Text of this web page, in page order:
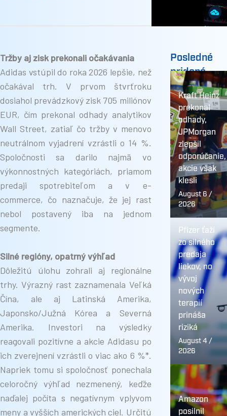
Tržby aj zisk prekonali očakávania
Adidas vstúpil do roka 2026 lepšie, než
očakával trh. V prvom štvrťroku
dosiahol prevádzkový zisk 705 miliónov
EUR, čím prekonal odhady analytikov
Wall Street, zatiaľ čo tržby v menovo
neutrálnom vyjadrení vzrástli o 14 %.
Spoločnosti sa darilo najmä vo
výkonnostných kategóriách, priamom
predaji spotrebiteľom a v e-
commerce, čo naznačuje, že jej rast
nebol postavený iba na jednom
segmente.
Silné regióny, opatrný výhľad
Dôležitú úlohu zohrali aj regionálne
trhy. Výrazný rast zaznamenala Veľká
Čína, ale aj Latinská Amerika,
Japonsko/Južná Kórea a Severná
Amerika. Investori na výsledky
reagovali pozitívne a akcie Adidasu po
ich zverejnení vzrástli o viac ako 6 %*.
Napriek tomu si spoločnosť ponechala
celoročný výhľad nezmenený, keďže
naďalej počíta s negatívnym vplyvom
meny a vyšších amerických ciel. Určitú
Posledné
pridané
Kraft Heinz
prekonal
odhady,
JPMorgan
zlepšil
odporúčanie,
akcie však
klesli
August 6 /
2026
Pfizer ťaží
zo silného
predaja
liekov, no
vývoj
nových
terapií
prináša
riziká
August 4 /
2026
Amazon
posilnil